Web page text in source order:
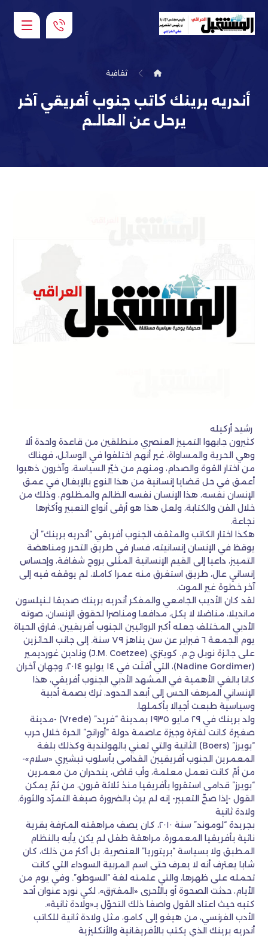
ثقافية
أندريه برينك كاتب جنوب أفريقي آخر
يرحل عن العالـم
رشيد أركيله
كثيرون جابهوا التمييز العنصري منطلقين من قاعدة واحدة ألا
وهي الحرية والمساواة، غير أنهم اختلفوا في الوسائل، فهناك
من اختار القوة والصدام، ومنهم من خيّر السياسة، وآخرون ذهبوا
أعمق في حل قضايا إنسانية من هذا النوع بالإيغال في عمق
الإنسان نفسه، هذا الإنسان نفسه الظالم والمظلوم، وذلك من
خلال الفن والكتابة، ولعل هذا هو أرقى أنواع التعبير وأكثرها
نجاعة.
هكذا اختار الكاتب والمثقف الجنوب أفريقي “أندريه برينك” أن
يوقظ في الإنسان إنسانيته، فسار في طريق التحرر ومناهضة
التمييز، داعيا إلى القيم الإنسانية المثلى بروح شفافة، وإحساس
إنساني عال، طريق استغرق منه عمرا كاملا، لم يوقفه فيه إلى
آخر خطوة غير الموت.
لقد كان الأديب الجامعي والمفكر أندريه برينك صديقا لـنيلسون
مانديلا، مناضلا لا يكل، مدافعا ومناصرا لحقوق الإنسان، صوته
الأدبي المختلف جعله أكبر الروائيين الجنوب أفريقيين، فارق الحياة
يوم الجمعة ٦ فبراير عن سن يناهز ٧٩ سنة. إلى جانب الحائزين
على جائزة نوبل ج.م. كويتزي (J.M. Coetzee) ونادين غورديمير
(Nadine Gordimer)، التي أفلَت في ١٤ يوليو ٢٠١٤، وجهان آخران
كانا بالغي الأهمية في المشهد الأدبي الجنوب أفريقي، هذا
الإنساني المرهف الحس إلى أبعد الحدود، ترك بصمة أدبية
وسياسية طبعت أجيالا بأكملها.
ولد برينك في ٢٩ مايو ١٩٣٥ بمدينة “فريد” (Vrede) -مدينة
صغيرة كانت لفترة وجيزة عاصمة دولة “أورانج” الحرة خلال حرب
“بويرز” (Boers) الثانية والتي تعني بالهولندية وكذلك بلغة
المعمرين الجنوب أفريقيين القدامى بأسلوب تبشيري «سلام»-
من أمّ كانت تعمل معلمة، وأب قاض، ينحدران من معمرين
“بويرز” قدامى استقروا بأفريقيا منذ ثلاثة قرون، من ثمّ يمكن
القول -إذا صحّ التعبير- إنه لم يرث بالضرورة صبغة التمرّد والثورة.
ولادة ثانية
بجريدة “لوموند” سنة ٢٠١٠، كان يصف مراهقته المترفة بقرية
نائية بأفريقيا المعمورة. مراهقة طفل لم يكن يأبه بالنظام
المطبق ولا بسياسة “بريتوريا” العنصرية. بل أكثر من ذلك، كان
شابا يعترف أنه لا يعرف حتى اسم المربية السوداء التي كانت
تحمله على ظهرها، والتي علمته لغة “السوطو”. وفي يوم من
الأيام، حدثت الصحوة أو بالأحرى «المفترق»، لكي نورد عنوان أحد
كتبه حيث اعتاد القول واصفا ذلك التحوّل بـ«ولادة ثانية».
الأدب الفرنسي، من هيغو إلى كامو، مثل ولادة ثانية للكاتب
أندريه برينك الذي يكتب بالأفريقانية والأنكليزية